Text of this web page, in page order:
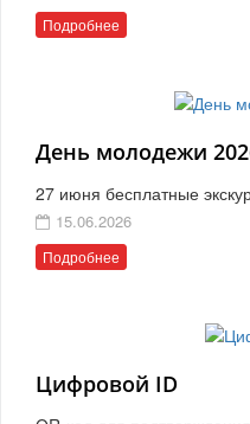
Подробнее
День молодежи
27 июня бесплатные
15.06.2026
Подробнее
Цифровой ID